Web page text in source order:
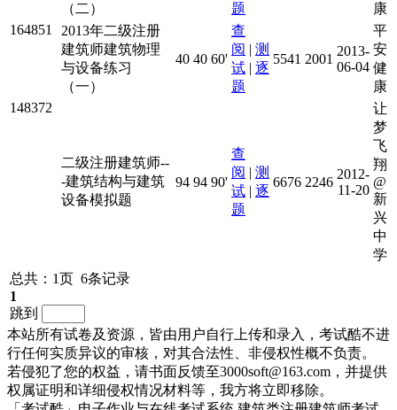
（二）
题
康
164851
2013年二级注册
建筑师建筑物理
与设备练习
（一）
40 40 60'
查
阅 | 测
试 | 逐
题
5541 2001
2013-
06-04
平
安
健
康
148372
二级注册建筑师--
-建筑结构与建筑
设备模拟题
94 94 90'
查
阅 | 测
试 | 逐
题
6676 2246
2012-
11-20
让
梦
飞
翔
@
新
兴
中
学
总共：1页 6条记录
1
跳到
本站所有试卷及资源，皆由用户自行上传和录入，考试酷不进
行任何实质异议的审核，对其合法性、非侵权性概不负责。
若侵犯了您的权益，请书面反馈至3000soft@163.com，并提供
权属证明和详细侵权情况材料等，我方将立即移除。